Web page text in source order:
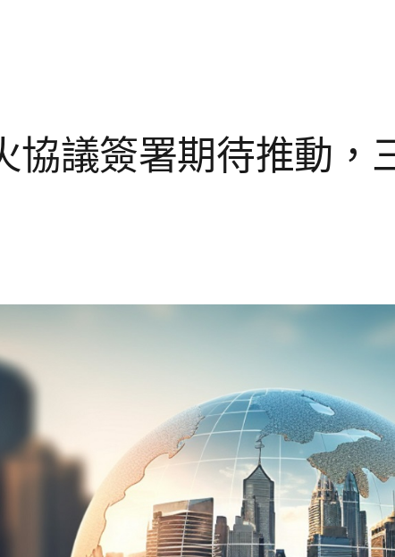
協議簽署期待推動，